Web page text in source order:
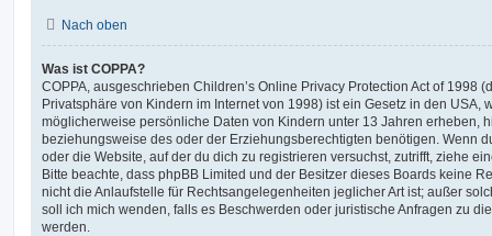
Nach oben
Was ist COPPA?
COPPA, ausgeschrieben Children’s Online Privacy Protection Act of 1998
Privatsphäre von Kindern im Internet von 1998) ist ein Gesetz in den USA,
möglicherweise persönliche Daten von Kindern unter 13 Jahren erheben,
beziehungsweise des oder der Erziehungsberechtigten benötigen. Wenn
oder die Website, auf der du dich zu registrieren versuchst, zutrifft, ziehe
Bitte beachte, dass phpBB Limited und der Besitzer dieses Boards keine
nicht die Anlaufstelle für Rechtsangelegenheiten jeglicher Art ist; außer
soll ich mich wenden, falls es Beschwerden oder juristische Anfragen zu
werden.